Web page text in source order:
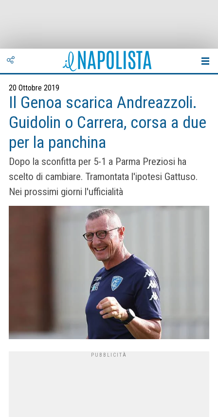
20 Ottobre 2019
Il Genoa scarica Andreazzoli.
Guidolin o Carrera, corsa a due
per la panchina
Dopo la sconfitta per 5-1 a Parma Preziosi ha
scelto di cambiare. Tramontata l'ipotesi Gattuso.
Nei prossimi giorni l'ufficialità